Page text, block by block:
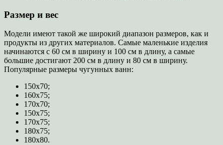
Размер и вес
Модели имеют такой же широкий диапазон размеров, как и
продукты из других материалов. Самые маленькие изделия
начинаются с 60 см в ширину и 100 см в длину, а самые
большие достигают 200 см в длину и 80 см в ширину.
Популярные размеры чугунных ванн:
150х70;
160х75;
170х70;
150х75;
170х75;
180х75;
180х80.